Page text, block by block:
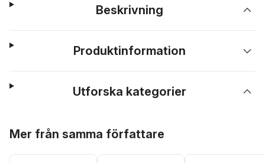
Beskrivning
Produktinformation
Utforska kategorier
Mer från samma författare